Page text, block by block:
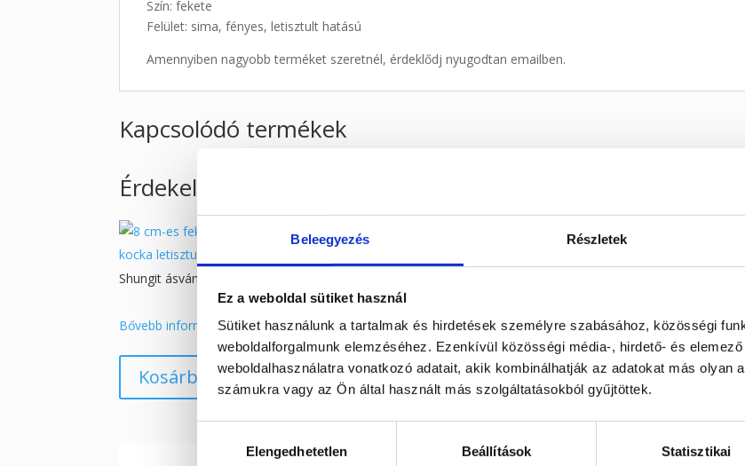
Beleegyezés Részletek
Ez a weboldal sütiket használ
Sütiket használunk a tartalmak és hirdetések személyre szabásához, közösségi
weboldalforgalmunk elemzéséhez. Ezenkívül közösségi média-, hirdető- és
weboldalhasználatra vonatkozó adatait, akik kombinálhatják az adatokat más olyan
számukra vagy az Ön által használt más szolgáltatásokból gyűjtöttek.
kiválasztásaElengedhetetlen Beállítások Statisztikai
Szín: fekete
Felület: sima, fényes, letisztult hatású
Amennyiben nagyobb terméket szeretnél, érdeklődj nyugodtan emailben.
Kapcsolódó termékek
Érdekelhetnek még…
Shungit ásvány kocka 8 cm
44 900Ft
Bővebb információ
Kosárba teszem